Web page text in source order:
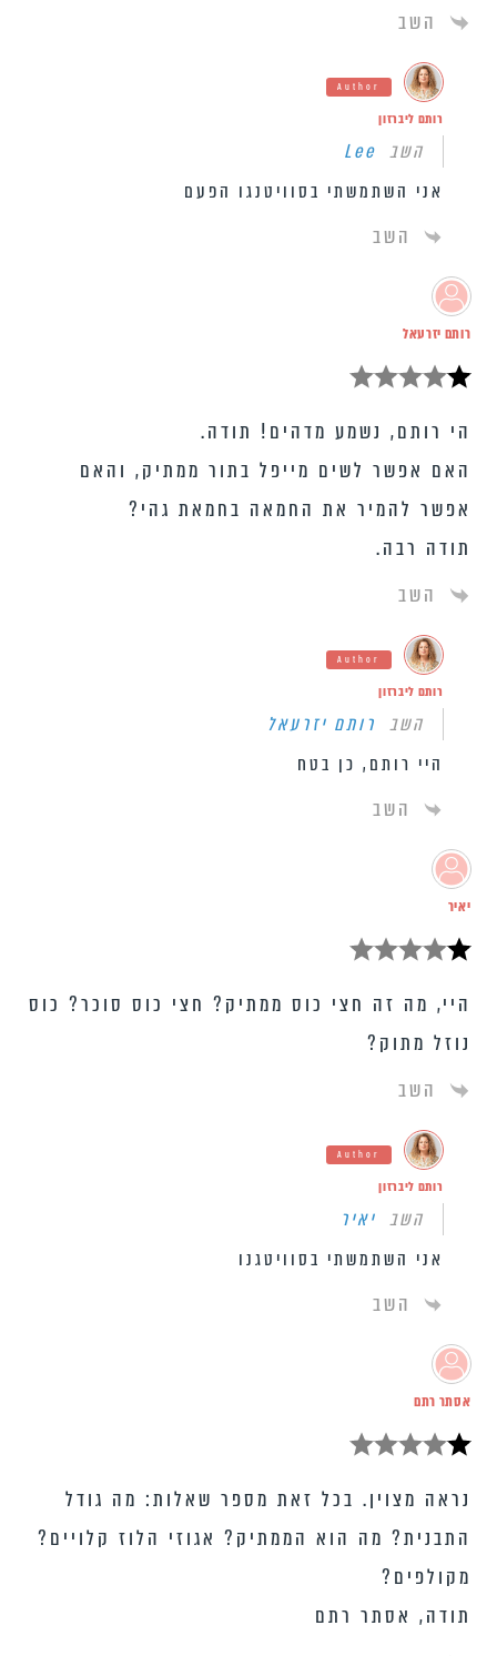
השב
Author
רותם ליברזון
השב Lee
אני השתמשתי בסוויטנגו הפעם
השב
רותם יזרעאל
הי רותם, נשמע מדהים! תודה.
האם אפשר לשים מייפל בתור ממתיק, והאם
אפשר להמיר את החמאה בחמאת גהי?
תודה רבה.
השב
Author
רותם ליברזון
השב רותם יזרעאל
היי רותם, כן בטח
השב
יאיר
היי, מה זה חצי כוס ממתיק? חצי כוס סוכר? כוס
נוזל מתוק?
השב
Author
רותם ליברזון
השב יאיר
אני השתמשתי בסוויטגנו
השב
אסתר רתם
נראה מצוין. בכל זאת מספר שאלות: מה גודל
התבנית? מה הוא הממתיק? אגוזי הלוז קלויים?
מקולפים?
תודה, אסתר רתם